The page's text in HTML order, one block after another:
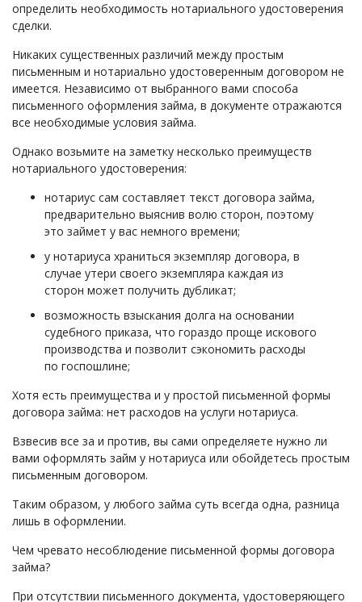
определить необходимость нотариального удостоверения
сделки.
Никаких существенных различий между простым
письменным и нотариально удостоверенным договором не
имеется. Независимо от выбранного вами способа
письменного оформления займа, в документе отражаются
все необходимые условия займа.
Однако возьмите на заметку несколько преимуществ
нотариального удостоверения:
нотариус сам составляет текст договора займа,
предварительно выяснив волю сторон, поэтому
это займет у вас немного времени;
у нотариуса храниться экземпляр договора, в
случае утери своего экземпляра каждая из
сторон может получить дубликат;
возможность взыскания долга на основании
судебного приказа, что гораздо проще искового
производства и позволит сэкономить расходы
по госпошлине;
Хотя есть преимущества и у простой письменной формы
договора займа: нет расходов на услуги нотариуса.
Взвесив все за и против, вы сами определяете нужно ли
вами оформлять займ у нотариуса или обойдетесь простым
письменным договором.
Таким образом, у любого займа суть всегда одна, разница
лишь в оформлении.
Чем чревато несоблюдение письменной формы договора
займа?
При отсутствии письменного документа, удостоверяющего